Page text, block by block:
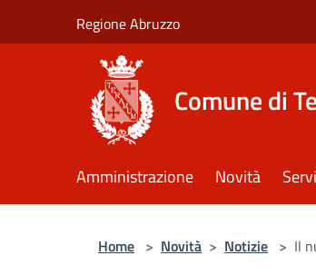
Regione Abruzzo
Comune di
Amministrazione Novità
Home > Novità > Notizie > Il